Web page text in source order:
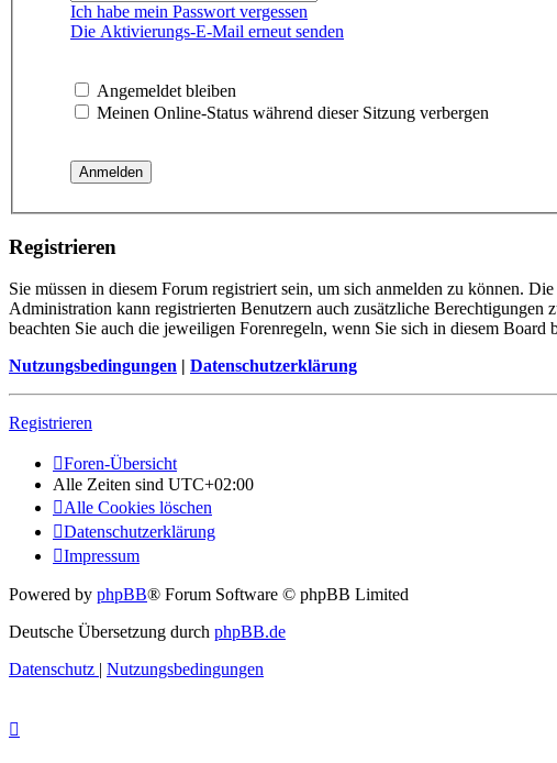
Ich habe mein Passwort vergessen
Die Aktivierungs-E-Mail erneut senden
Angemeldet bleiben
Meinen Online-Status während dieser Sitzung verbergen
Registrieren
Sie müssen in diesem Forum registriert sein, um sich anmelden zu können.
Administration kann registrierten Benutzern auch zusätzliche
beachten Sie auch die jeweiligen Forenregeln, wenn Sie sich in diesem Board
Nutzungsbedingungen | Datenschutzerklärung
Registrieren
Foren-Übersicht
Alle Zeiten sind UTC+02:00
Alle Cookies löschen
Datenschutzerklärung
Impressum
Powered by phpBB® Forum Software © phpBB Limited
Deutsche Übersetzung durch phpBB.de
Datenschutz | Nutzungsbedingungen